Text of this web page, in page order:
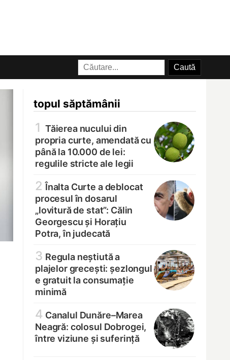
topul săptămânii
1 Tăierea nucului din
propria curte, amendată cu
până la 10.000 de lei:
regulile stricte ale legii
2 Înalta Curte a deblocat
procesul în dosarul
„lovitură de stat”: Călin
Georgescu și Horațiu
Potra, în judecată
3 Regula neștiută a
plajelor grecești: șezlongul
e gratuit la consumație
minimă
4 Canalul Dunăre–Marea
Neagră: colosul Dobrogei,
între viziune și suferință